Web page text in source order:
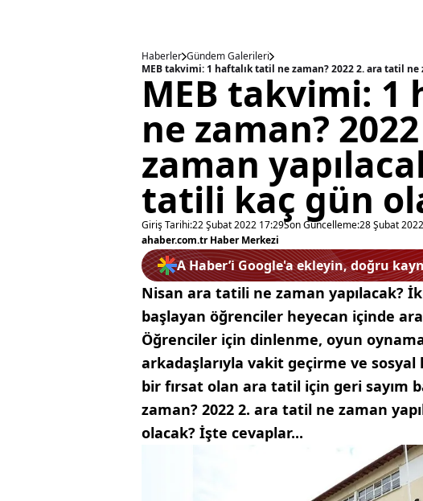
Haberler Gündem Galerileri
MEB takvimi: 1 haftalık tatil ne zaman? 2022 2. ara tatil
MEB takvimi: 1
ne zaman?
zaman
tatili kaç gün
Giriş Tarihi:22 Şubat 2022 17:29Son Güncelleme:28 Şubat
ahaber.com.tr Haber Merkezi
A Haber’i Google'a ekleyin, doğru
Nisan ara tatili ne zaman yapılacak?
başlayan öğrenciler heyecan içinde
Öğrenciler için dinlenme, oyun
arkadaşlarıyla vakit geçirme ve
bir fırsat olan ara tatil için geri sayım
zaman? 2022 2. ara tatil ne zaman
olacak? İşte cevaplar...